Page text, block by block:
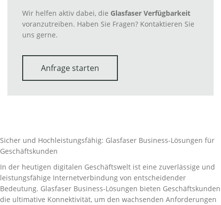
Wir helfen aktiv dabei, die Glasfaser Verfügbarkeit
voranzutreiben. Haben Sie Fragen? Kontaktieren Sie
uns gerne.
Anfrage starten
Sicher und Hochleistungsfähig: Glasfaser Business-Lösungen für
Geschäftskunden
In der heutigen digitalen Geschäftswelt ist eine zuverlässige und
leistungsfähige Internetverbindung von entscheidender
Bedeutung. Glasfaser Business-Lösungen bieten Geschäftskunden
die ultimative Konnektivität, um den wachsenden Anforderungen